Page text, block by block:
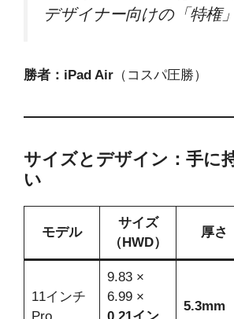
デザイナー向けの「特権
勝者：iPad Air （コスパ圧勝）
サイズとデザイン：手に
い
モデル
サイズ
（HWD）
厚さ
11インチ
9.83 ×
6.99 ×
5.3mm